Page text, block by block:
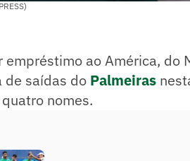
ao América, do
de saídas do Palmeiras
nomes.